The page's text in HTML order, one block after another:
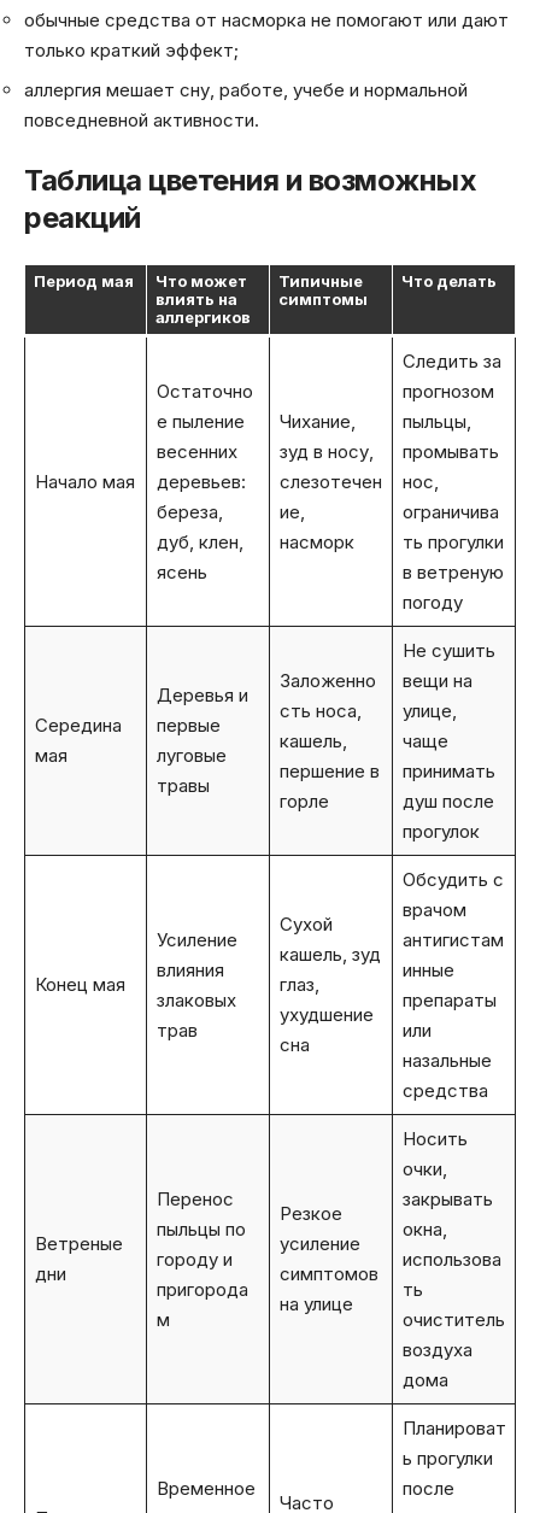
обычные средства от насморка не помогают или дают
только краткий эффект;
аллергия мешает сну, работе, учебе и нормальной
повседневной активности.
Таблица цветения и возможных
реакций
Период мая
Что может
влиять на
аллергиков
Типичные
симптомы
Что делать
Начало мая
Остаточно
е пыление
весенних
деревьев:
береза,
дуб, клен,
ясень
Чихание,
зуд в носу,
слезотечен
ие,
насморк
Следить за
прогнозом
пыльцы,
промывать
нос,
ограничива
ть прогулки
в ветреную
погоду
Середина
мая
Деревья и
первые
луговые
травы
Заложенно
сть носа,
кашель,
першение в
горле
Не сушить
вещи на
улице,
чаще
принимать
душ после
прогулок
Конец мая
Усиление
влияния
злаковых
трав
Сухой
кашель, зуд
глаз,
ухудшение
сна
Обсудить с
врачом
антигистам
инные
препараты
или
назальные
средства
Ветреные
дни
Перенос
пыльцы по
городу и
пригорода
м
Резкое
усиление
симптомов
на улице
Носить
очки,
закрывать
окна,
использова
ть
очиститель
воздуха
дома
Временное
Часто
Планироват
ь прогулки
после